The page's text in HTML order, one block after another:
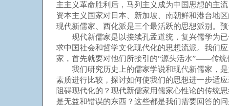
主主义革命胜利后，马列主义成为中国思想的主
资本主义国家对日本、新加坡、南朝鲜和港台地
现代新儒家、西化派是三个最活跃的思想派别。
现代新儒家是以接续孔孟道统，复兴儒学为已
求中国社会和哲学文化现代化的思想流派。我们
家，首先就要对他们所接引的“源头活水”——传统
我们研究历史上的儒家学说和现代新儒家，是
素质进行比较，探讨如何使我们的思想进一步适
阻碍现代化的？现代新儒家用儒家心性论的传统
是无益和错误的东西？这些都是我们需要回答的问